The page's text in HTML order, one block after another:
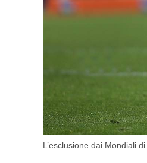
L’esclusione dai Mondiali